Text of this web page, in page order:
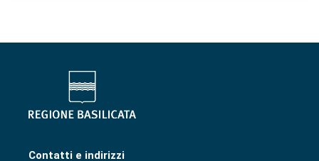
Contatti e indirizzi